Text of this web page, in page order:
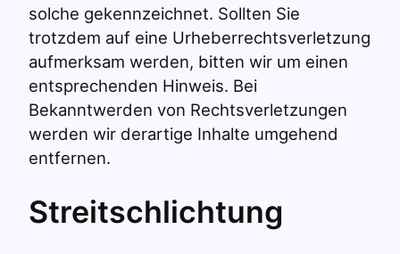
solche gekennzeichnet. Sollten Sie
trotzdem auf eine Urheberrechtsverletzung
aufmerksam werden, bitten wir um einen
entsprechenden Hinweis. Bei
Bekanntwerden von Rechtsverletzungen
werden wir derartige Inhalte umgehend
entfernen.
Streitschlichtung